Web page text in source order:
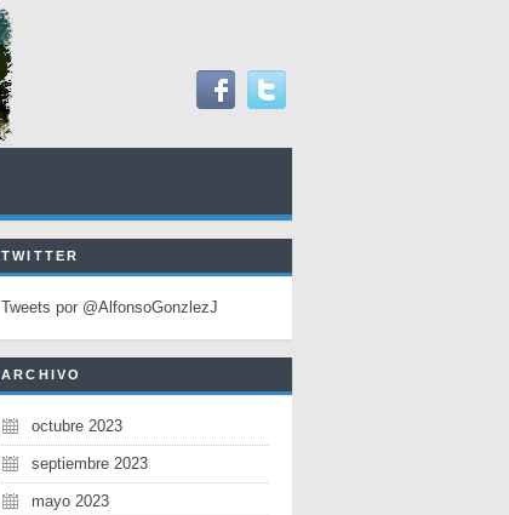
TWITTER
Tweets por @AlfonsoGonzlezJ
ARCHIVO
octubre 2023
septiembre 2023
mayo 2023